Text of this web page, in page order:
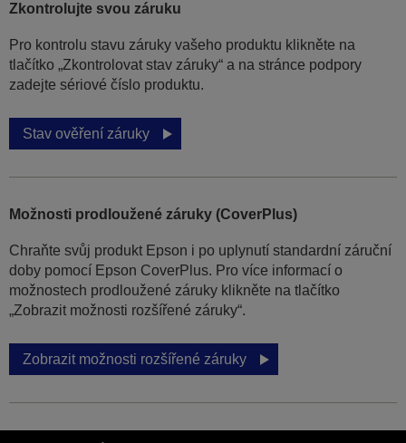
Zkontrolujte svou záruku
Pro kontrolu stavu záruky vašeho produktu klikněte na
tlačítko „Zkontrolovat stav záruky“ a na stránce podpory
zadejte sériové číslo produktu.
Stav ověření záruky
Možnosti prodloužené záruky (CoverPlus)
Chraňte svůj produkt Epson i po uplynutí standardní záruční
doby pomocí Epson CoverPlus. Pro více informací o
možnostech prodloužené záruky klikněte na tlačítko
„Zobrazit možnosti rozšířené záruky“.
Zobrazit možnosti rozšířené záruky